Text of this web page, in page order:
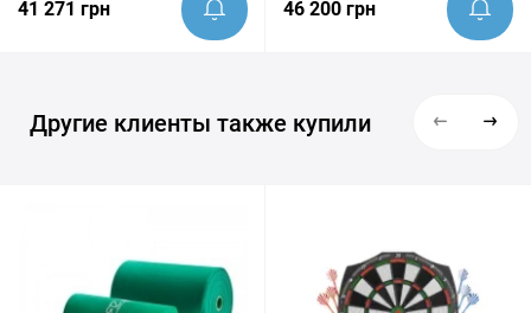
41 271 грн 46 200 грн
Другие клиенты также купили